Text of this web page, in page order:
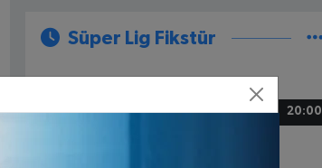
Süper Lig Fikstür
Rizespor - Beşiktaş
20:00